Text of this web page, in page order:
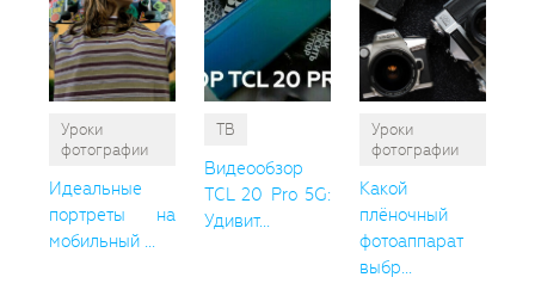
Уроки
фотографии
Идеальные
портреты на
мобильный ...
ТВ
Видеообзор
TCL 20 Pro 5G:
Удивит...
Уроки
фотографии
Какой
плёночный
фотоаппарат
выбр...